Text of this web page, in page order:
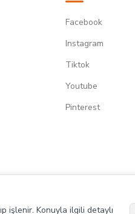
Facebook
Instagram
Tiktok
Youtube
Pinterest
işlenir. Konuyla ilgili detaylı